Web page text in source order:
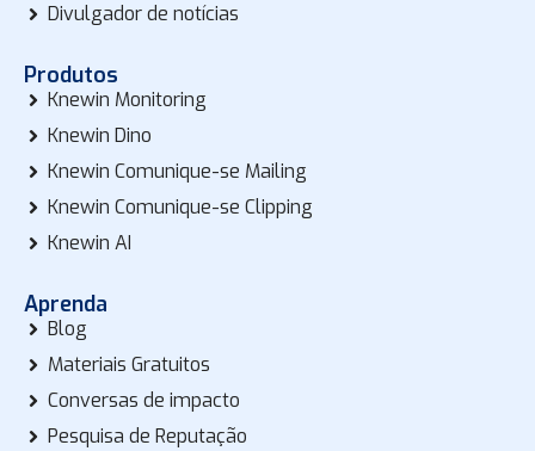
Divulgador de notícias
Produtos
Knewin Monitoring
Knewin Dino
Knewin Comunique-se Mailing
Knewin Comunique-se Clipping
Knewin AI
Aprenda
Blog
Materiais Gratuitos
Conversas de impacto
Pesquisa de Reputação